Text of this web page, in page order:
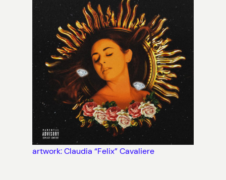
artwork: Claudia “Felix” Cavaliere